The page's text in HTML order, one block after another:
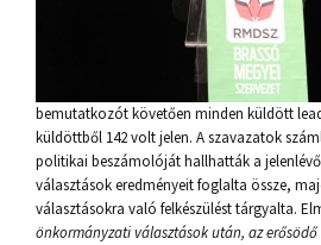
bemutatkozót követően minden küldött
küldöttből 142 volt jelen. A szavazatok
politikai beszámolóját hallhatták a
választások eredményeit foglalta össze,
választásokra való felkészülést tárgyalta.
önkormányzati választások után, az